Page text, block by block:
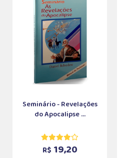
Seminário - Revelações
do Apocalipse ...
R$ 19,20